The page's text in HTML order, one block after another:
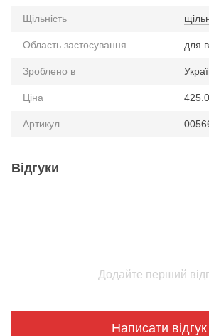
Щільність
Область застосування для
Зроблено в
Ціна
Артикул
Відгуки
Додайте перший
Написати відгук